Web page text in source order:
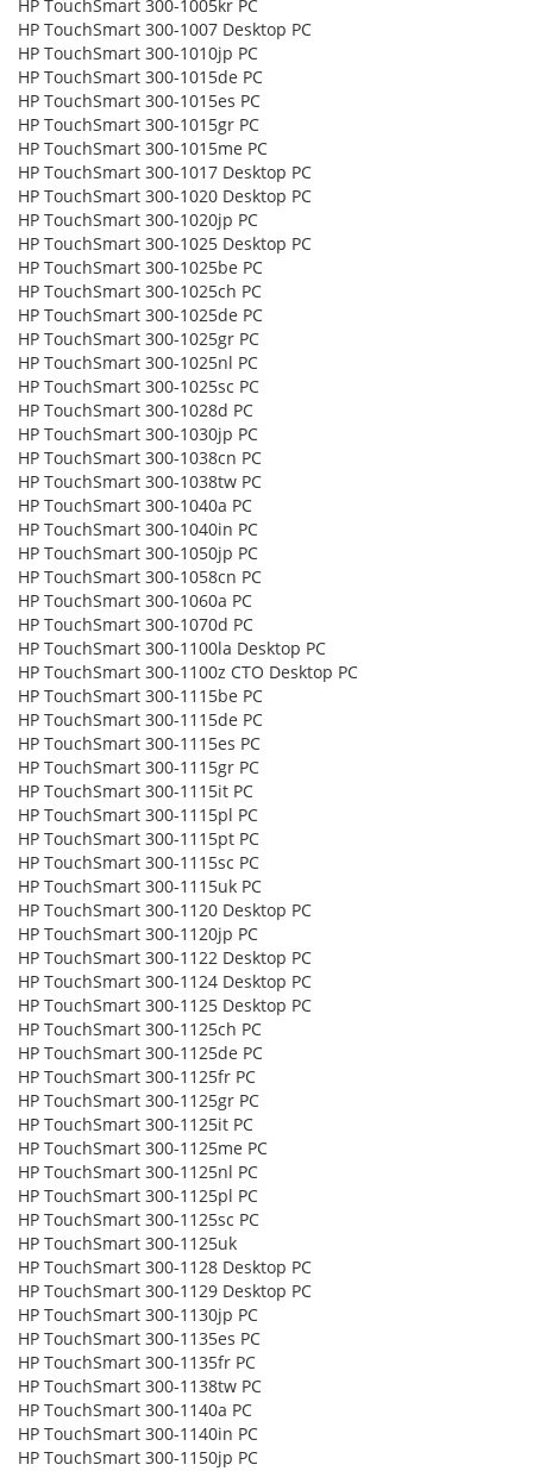
HP TouchSmart 300-1005kr PC
HP TouchSmart 300-1007 Desktop PC
HP TouchSmart 300-1010jp PC
HP TouchSmart 300-1015de PC
HP TouchSmart 300-1015es PC
HP TouchSmart 300-1015gr PC
HP TouchSmart 300-1015me PC
HP TouchSmart 300-1017 Desktop PC
HP TouchSmart 300-1020 Desktop PC
HP TouchSmart 300-1020jp PC
HP TouchSmart 300-1025 Desktop PC
HP TouchSmart 300-1025be PC
HP TouchSmart 300-1025ch PC
HP TouchSmart 300-1025de PC
HP TouchSmart 300-1025gr PC
HP TouchSmart 300-1025nl PC
HP TouchSmart 300-1025sc PC
HP TouchSmart 300-1028d PC
HP TouchSmart 300-1030jp PC
HP TouchSmart 300-1038cn PC
HP TouchSmart 300-1038tw PC
HP TouchSmart 300-1040a PC
HP TouchSmart 300-1040in PC
HP TouchSmart 300-1050jp PC
HP TouchSmart 300-1058cn PC
HP TouchSmart 300-1060a PC
HP TouchSmart 300-1070d PC
HP TouchSmart 300-1100la Desktop PC
HP TouchSmart 300-1100z CTO Desktop PC
HP TouchSmart 300-1115be PC
HP TouchSmart 300-1115de PC
HP TouchSmart 300-1115es PC
HP TouchSmart 300-1115gr PC
HP TouchSmart 300-1115it PC
HP TouchSmart 300-1115pl PC
HP TouchSmart 300-1115pt PC
HP TouchSmart 300-1115sc PC
HP TouchSmart 300-1115uk PC
HP TouchSmart 300-1120 Desktop PC
HP TouchSmart 300-1120jp PC
HP TouchSmart 300-1122 Desktop PC
HP TouchSmart 300-1124 Desktop PC
HP TouchSmart 300-1125 Desktop PC
HP TouchSmart 300-1125ch PC
HP TouchSmart 300-1125de PC
HP TouchSmart 300-1125fr PC
HP TouchSmart 300-1125gr PC
HP TouchSmart 300-1125it PC
HP TouchSmart 300-1125me PC
HP TouchSmart 300-1125nl PC
HP TouchSmart 300-1125pl PC
HP TouchSmart 300-1125sc PC
HP TouchSmart 300-1125uk
HP TouchSmart 300-1128 Desktop PC
HP TouchSmart 300-1129 Desktop PC
HP TouchSmart 300-1130jp PC
HP TouchSmart 300-1135es PC
HP TouchSmart 300-1135fr PC
HP TouchSmart 300-1138tw PC
HP TouchSmart 300-1140a PC
HP TouchSmart 300-1140in PC
HP TouchSmart 300-1150jp PC